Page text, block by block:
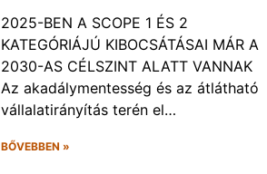
2025-BEN A SCOPE 1 ÉS 2
KATEGÓRIÁJÚ KIBOCSÁTÁSAI MÁR A
2030-AS CÉLSZINT ALATT VANNAK
Az akadálymentesség és az átlátható
vállalatirányítás terén el…
BŐVEBBEN »